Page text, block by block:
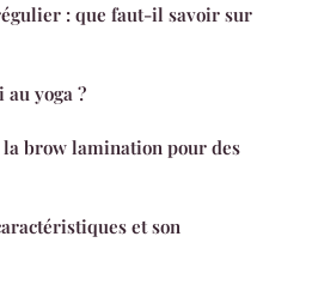
: que faut-il savoir sur
yoga ?
brow lamination pour des
et son